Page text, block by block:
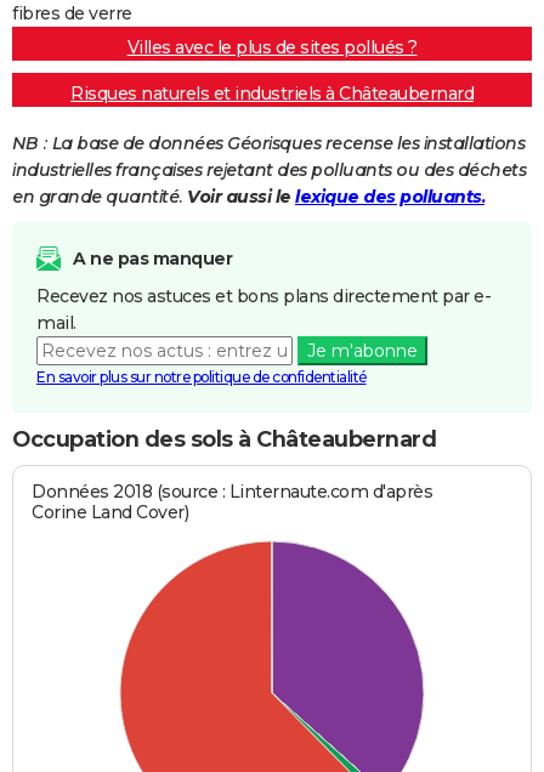
fibres de verre
Villes avec le plus de sites pollués ?
Risques naturels et industriels à Châteaubernard
NB : La base de données Géorisques recense les installations
industrielles françaises rejetant des polluants ou des déchets
en grande quantité. Voir aussi le lexique des polluants.
A ne pas manquer
Recevez nos astuces et bons plans directement par e-
mail.
Je m'abonne
En savoir plus sur notre politique de confidentialité
Occupation des sols à Châteaubernard
Données 2018 (source : Linternaute.com d'après
Corine Land Cover)